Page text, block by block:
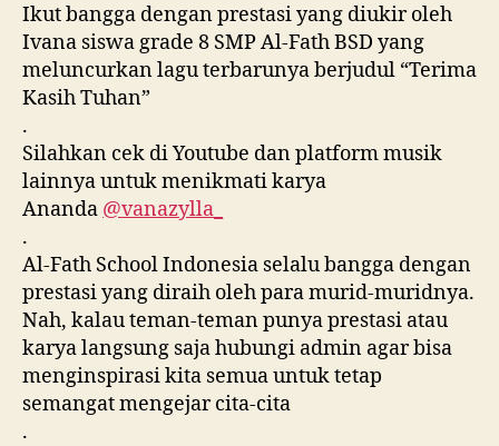
Ikut bangga dengan prestasi yang diukir oleh
Ivana siswa grade 8 SMP Al-Fath BSD yang
meluncurkan lagu terbarunya berjudul “Terima
Kasih Tuhan”
.
Silahkan cek di Youtube dan platform musik
lainnya untuk menikmati karya
Ananda @vanazylla_
.
Al-Fath School Indonesia selalu bangga dengan
prestasi yang diraih oleh para murid-muridnya.
Nah, kalau teman-teman punya prestasi atau
karya langsung saja hubungi admin agar bisa
menginspirasi kita semua untuk tetap
semangat mengejar cita-cita
.